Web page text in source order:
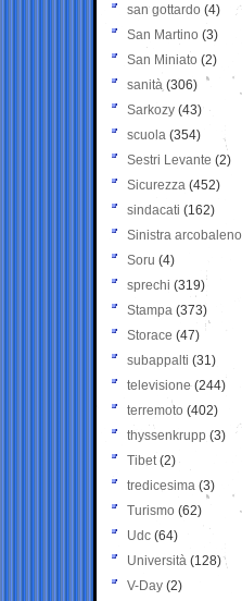
san gottardo (4)
San Martino (3)
San Miniato (2)
sanità (306)
Sarkozy (43)
scuola (354)
Sestri Levante (2)
Sicurezza (452)
sindacati (162)
Sinistra arcobaleno
Soru (4)
sprechi (319)
Stampa (373)
Storace (47)
subappalti (31)
televisione(244)
terremoto (402)
thyssenkrupp (3)
Tibet(2)
tredicesima (3)
Turismo (62)
Udc (64)
Università (128)
V-Day (2)